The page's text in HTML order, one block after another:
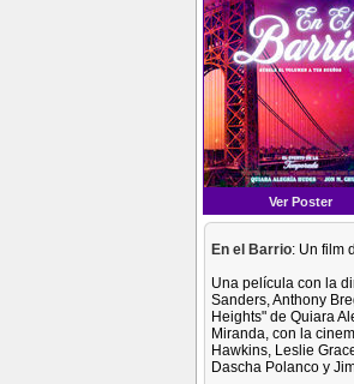
Ver Poster
En el Barrio: Un film
Una película con la
Sanders, Anthony
Heights" de Quiara
Miranda, con la
Hawkins, Leslie
Dascha Polanco y